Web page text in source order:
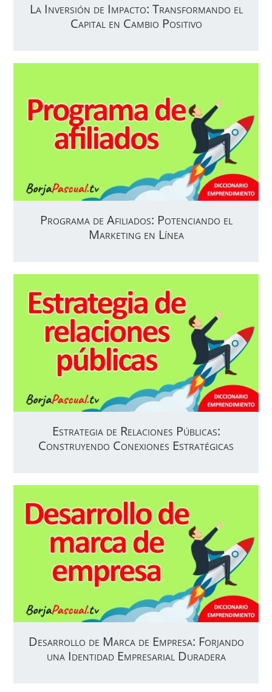
La Inversión de Impacto: Transformando el
Capital en Cambio Positivo
Programa de Afiliados: Potenciando el
Marketing en Línea
Estrategia de Relaciones Públicas:
Construyendo Conexiones Estratégicas
Desarrollo de Marca de Empresa: Forjando
una Identidad Empresarial Duradera